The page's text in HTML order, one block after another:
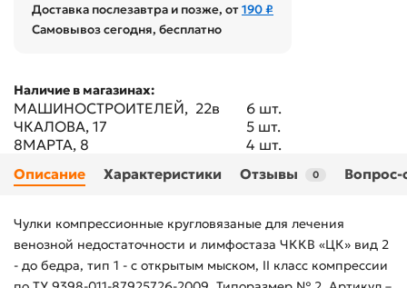
Доставка послезавтра и позже, от190 ₽
Самовывоз сегодня, бесплатно
Наличие в магазинах:
МАШИНОСТРОИТЕЛЕЙ, 22в
6 шт.
ЧКАЛОВА, 17
5 шт.
8МАРТА, 8
4 шт.
Описание Характеристики Отзывы 0 Вопрос-
Чулки компрессионные кругловязаные для лечения
венозной недостаточности и лимфостаза ЧККВ «ЦК» вид 2
- до бедра, тип 1 - с открытым мыском, II класс компрессии